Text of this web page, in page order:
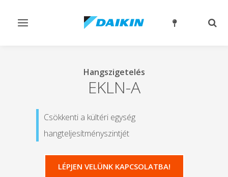
Navigáció
Hangszigetelés
EKLN-A
Csökkenti a kültéri egység
hangteljesítményszintjét
LÉPJEN VELÜNK KAPCSOLATBA!